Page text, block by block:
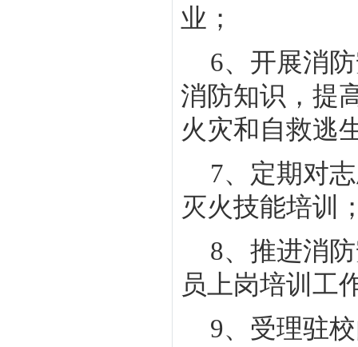
业；
6、开展消
消防知识，提
火灾和自救逃
7、定期对
灭火技能培训
8、推进消
员上岗培训工
9、受理驻